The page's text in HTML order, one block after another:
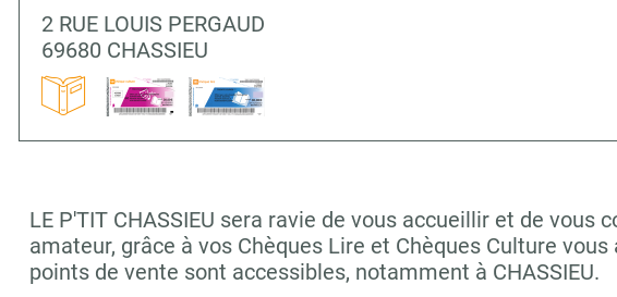
2 RUE LOUIS PERGAUD
69680 CHASSIEU
LE P'TIT CHASSIEU sera ravie de vous accueillir et de
amateur, grâce à vos Chèques Lire et Chèques Culture
points de vente sont accessibles, notamment à CHASSIEU.